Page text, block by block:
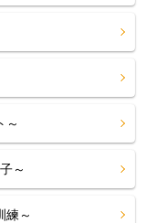
～
～
～